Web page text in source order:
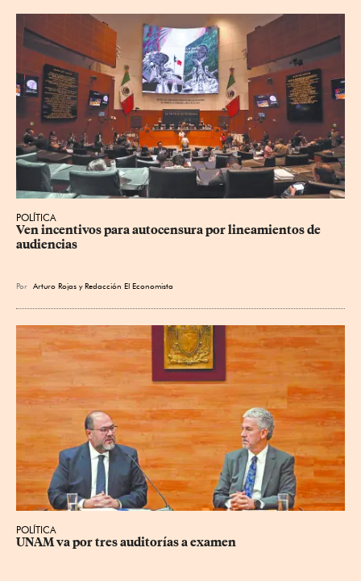
POLÍTICA
Ven incentivos para autocensura por lineamientos de
audiencias
Por Arturo Rojas yRedacción El Economista
POLÍTICA
UNAM va por tres auditorías a examen